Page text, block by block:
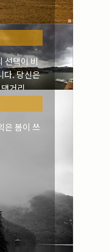
선택이 비
다. 당신은
거리
마산전
은 봄이 쓰